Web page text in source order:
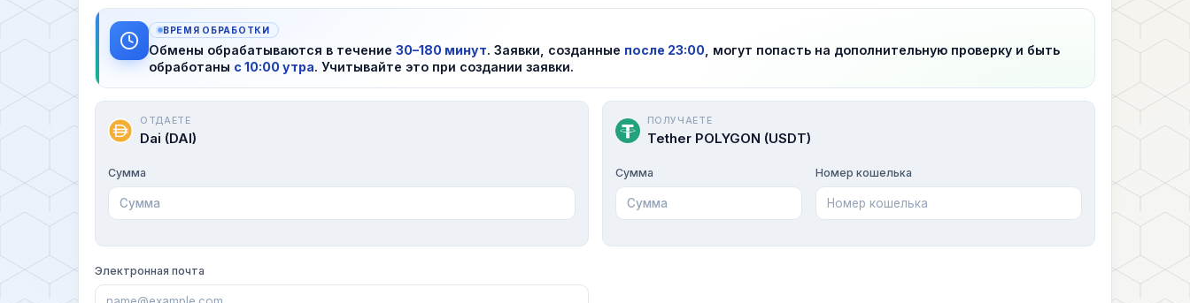
ВРЕМЯ ОБРАБОТКИ
Обмены обрабатываются в течение 30–180 минут. Заявки, созданные после 23:00 , могут попасть на дополнительную проверку и быть
обработаны с 10:00 утра. Учитывайте это при создании заявки.
ОТДАЕТЕ
Dai (DAI)
Сумма
ПОЛУЧАЕТЕ
Tether POLYGON (USDT)
Сумма Номер кошелька
Электронная почта